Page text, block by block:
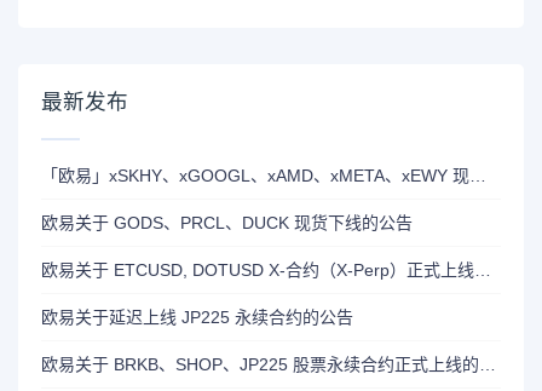
最新发布
欧易关于 GODS、PRCL、DUCK 现货下线的公告
欧易关于延迟上线 JP225 永续合约的公告